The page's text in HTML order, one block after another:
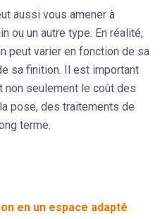
aussi vous amener à
ou un autre type. En réalité,
peut varier en fonction de sa
sa finition. Il est important
non seulement le coût des
pose, des traitements de
terme.
en un espace adapté